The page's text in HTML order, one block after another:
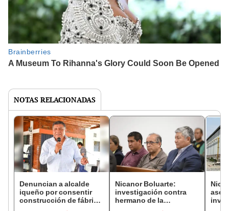
NOTAS RELACIONADAS
Denuncian a alcalde
iqueño por consentir
construcción de fábrica
Nicanor Boluarte:
investigación contra
hermano de la